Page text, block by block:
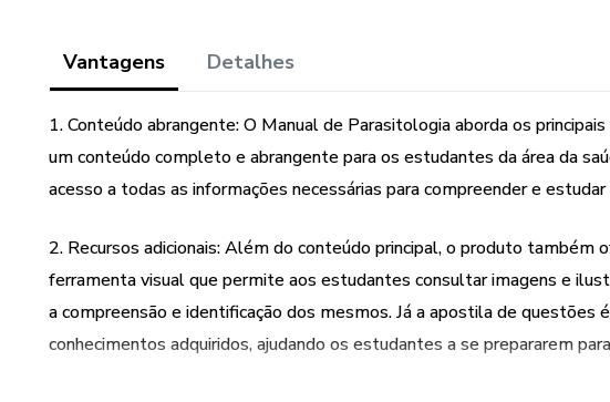
Vantagens Detalhes
1. Conteúdo abrangente: O Manual de Parasitologia aborda os
um conteúdo completo e abrangente para os estudantes da área da
acesso a todas as informações necessárias para compreender e
2. Recursos adicionais: Além do conteúdo principal, o produto também
ferramenta visual que permite aos estudantes consultar imagens e
a compreensão e identificação dos mesmos. Já a apostila de questões
conhecimentos adquiridos, ajudando os estudantes a se prepararem